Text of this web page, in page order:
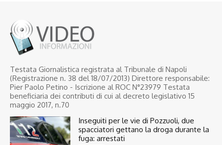
Testata Giornalistica registrata al Tribunale di Napoli
(Registrazione n. 38 del 18/07/2013) Direttore responsabile:
Pier Paolo Petino - Iscrizione al ROC N°23979 Testata
beneficiaria dei contributi di cui al decreto legislativo 15
maggio 2017, n.70
Inseguiti per le vie di Pozzuoli, due
spacciatori gettano la droga durante la
fuga: arrestati